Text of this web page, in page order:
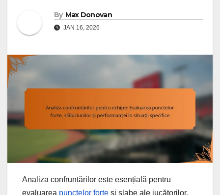
By Max Donovan
JAN 16, 2026
Analiza confruntărilor este esențială pentru
evaluarea punctelor forte și slabe ale jucătorilor,